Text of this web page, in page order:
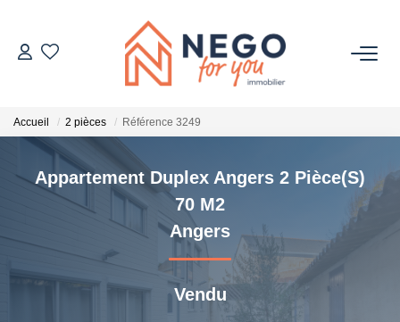
ACHETER
OFF MARKET
IMMOBILIER PRO
À PROPOS
Accueil 2 pièces Référence 3249
Appartement Duplex Angers 2 Pièce(s)
70 M2
Angers
Vendu